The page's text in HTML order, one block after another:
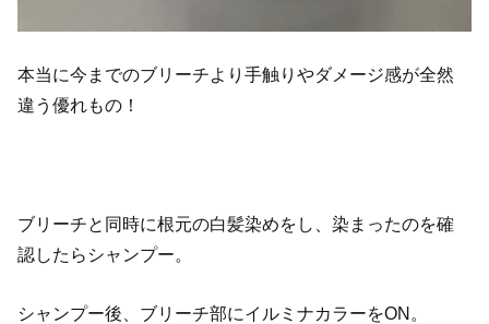
本当に今までのブリーチより手触りやダメージ感が全然
違う優れもの！
ブリーチと同時に根元の白髪染めをし、染まったのを確
認したらシャンプー。
シャンプー後、ブリーチ部にイルミナカラーをON。